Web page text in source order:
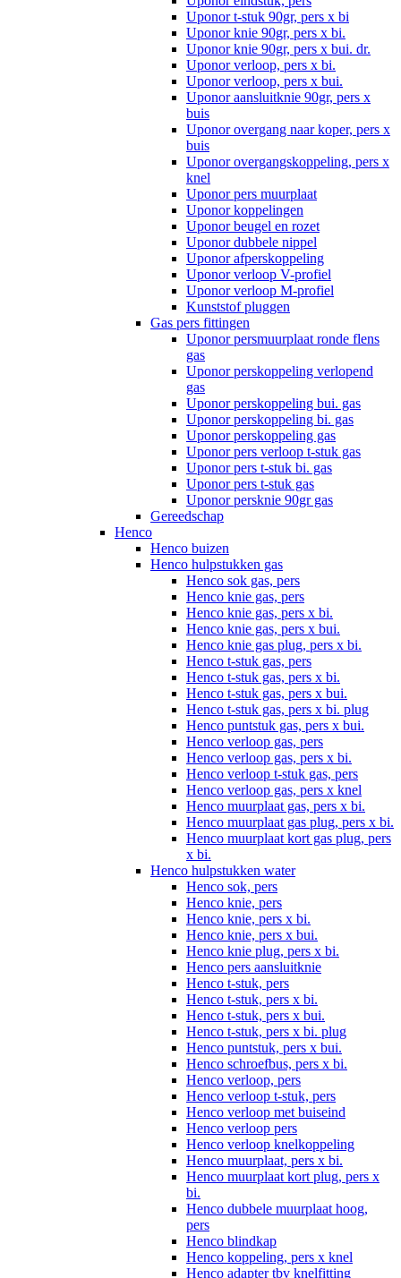
Uponor t-stuk 90gr, pers x bi
Uponor knie 90gr, pers x bi.
Uponor knie 90gr, pers x bui. dr.
Uponor verloop, pers x bi.
Uponor verloop, pers x bui.
Uponor aansluitknie 90gr, pers x
buis
Uponor overgang naar koper, pers x
buis
Uponor overgangskoppeling, pers x
knel
Uponor pers muurplaat
Uponor koppelingen
Uponor beugel en rozet
Uponor dubbele nippel
Uponor afperskoppeling
Uponor verloop V-profiel
Uponor verloop M-profiel
Kunststof pluggen
Gas pers fittingen
Uponor persmuurplaat ronde flens
gas
Uponor perskoppeling verlopend
gas
Uponor perskoppeling bui. gas
Uponor perskoppeling bi. gas
Uponor perskoppeling gas
Uponor pers verloop t-stuk gas
Uponor pers t-stuk bi. gas
Uponor pers t-stuk gas
Uponor persknie 90gr gas
Gereedschap
Henco
Henco buizen
Henco hulpstukken gas
Henco sok gas, pers
Henco knie gas, pers
Henco knie gas, pers x bi.
Henco knie gas, pers x bui.
Henco knie gas plug, pers x bi.
Henco t-stuk gas, pers
Henco t-stuk gas, pers x bi.
Henco t-stuk gas, pers x bui.
Henco t-stuk gas, pers x bi. plug
Henco puntstuk gas, pers x bui.
Henco verloop gas, pers
Henco verloop gas, pers x bi.
Henco verloop t-stuk gas, pers
Henco verloop gas, pers x knel
Henco muurplaat gas, pers x bi.
Henco muurplaat gas plug, pers x bi.
Henco muurplaat kort gas plug, pers
x bi.
Henco hulpstukken water
Henco sok, pers
Henco knie, pers
Henco knie, pers x bi.
Henco knie, pers x bui.
Henco knie plug, pers x bi.
Henco pers aansluitknie
Henco t-stuk, pers
Henco t-stuk, pers x bi.
Henco t-stuk, pers x bui.
Henco t-stuk, pers x bi. plug
Henco puntstuk, pers x bui.
Henco schroefbus, pers x bi.
Henco verloop, pers
Henco verloop t-stuk, pers
Henco verloop met buiseind
Henco verloop pers
Henco verloop knelkoppeling
Henco muurplaat, pers x bi.
Henco muurplaat kort plug, pers x
bi.
Henco dubbele muurplaat hoog,
pers
Henco blindkap
Henco koppeling, pers x knel
Henco adapter tbv knelfitting